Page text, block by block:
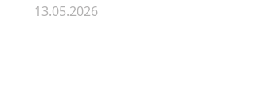
13.05.2026